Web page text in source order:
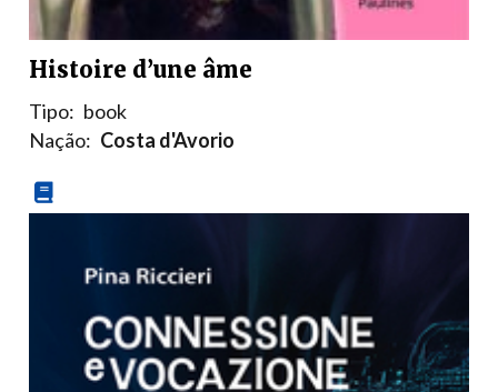
Histoire d’une âme
Tipo: book
Nação: Costa d'Avorio